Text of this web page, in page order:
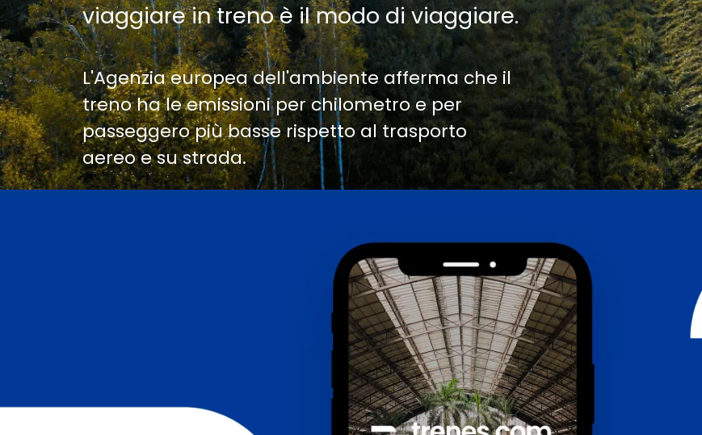
viaggiare in treno è il modo di viaggiare.
L'Agenzia europea dell'ambiente afferma che il
treno ha le emissioni per chilometro e per
passeggero più basse rispetto al trasporto
aereo e su strada.